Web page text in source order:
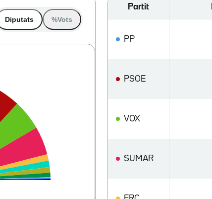
Diputats %Vots
Partit
PP
PSOE
VOX
SUMAR